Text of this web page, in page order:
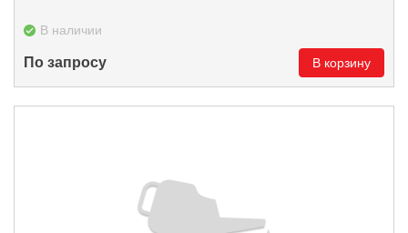
В наличии
По запросу В корзину